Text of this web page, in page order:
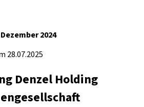
2024
28.07.2025
Denzel Holding